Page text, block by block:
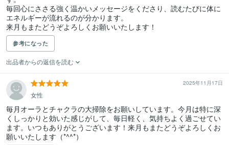
毎回心にささる強く温かいメッセージをくださり、読むたびに体に
エネルギーが流れるのが分かります。
来月もまたどうぞよろしくお願いいたします！
参考になった
出品者からの返信を読む
2025年11月17日
女性
毎月オーラとチャクラの大掃除をお願いしています。今月は特に深
くしっかりと効いた感じがして、毎日軽く、気持ちよく過ごせてい
ます。いつもありがとうございます！来月もまたどうぞよろしくお
願いいたします（*^^*）